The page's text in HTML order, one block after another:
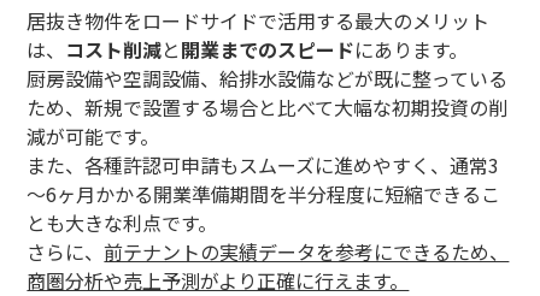
居抜き物件をロードサイドで活用する最大のメリット
は、 コスト削減と開業までのスピードにあります。
厨房設備や空調設備、給排水設備などが既に整っている
ため、新規で設置する場合と比べて大幅な初期投資の削
減が可能です。
また、各種許認可申請もスムーズに進めやすく、通常3
～6ヶ月かかる開業準備期間を半分程度に短縮できるこ
とも大きな利点です。
さらに、前テナントの実績データを参考にできるため、
商圏分析や売上予測がより正確に行えます。